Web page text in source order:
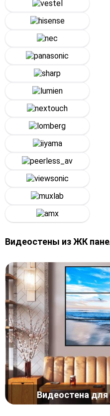
Видеостены из ЖК
Видеостена для